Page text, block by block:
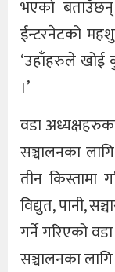
भएको
ईन्टरनेटको
‘उहाँहरुले खोई
।’
वडा
सञ्चालनका
तीन किस्तामा
विद्युत, पानी,
गर्ने गरिएको
सञ्चालनका